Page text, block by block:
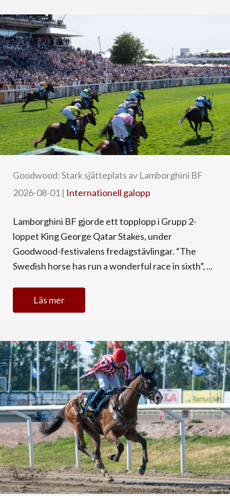
Goodwood: Stark sjätteplats av Lamborghini BF
2026-08-01 | Internationell galopp
Lamborghini BF gjorde ett topplopp i Grupp 2-
loppet King George Qatar Stakes, under
Goodwood-festivalens fredagstävlingar. “The
Swedish horse has run a wonderful race in sixth”, ...
Läs mer